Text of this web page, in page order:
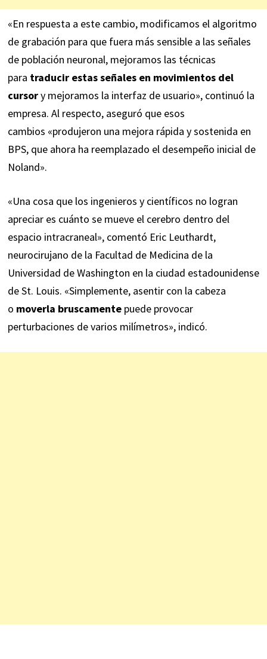
«En respuesta a este cambio, modificamos el algoritmo
de grabación para que fuera más sensible a las señales
de población neuronal, mejoramos las técnicas
para traducir estas señales en movimientos del
cursory mejoramos la interfaz de usuario», continuó la
empresa. Al respecto, aseguró que esos
cambios «produjeron una mejora rápida y sostenida en
BPS, que ahora ha reemplazado el desempeño inicial de
Noland».
«Una cosa que los ingenieros y científicos no logran
apreciar es cuánto se mueve el cerebro dentro del
espacio intracraneal», comentó Eric Leuthardt,
neurocirujano de la Facultad de Medicina de la
Universidad de Washington en la ciudad estadounidense
de St. Louis. «Simplemente, asentir con la cabeza
o moverla bruscamentepuede provocar
perturbaciones de varios milímetros», indicó.